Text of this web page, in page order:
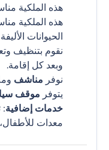
هذه الملكية
هذه الملكية
الحيوانات
نقوم بتنظيف
وبعد كل إقامة.
نوفر مناشف
يتوفر موقف
خدمات إضافية:
معدات